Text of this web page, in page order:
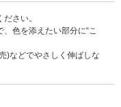
さい。
色を添えたい部分に“こ
)などでやさしく伸ばしな